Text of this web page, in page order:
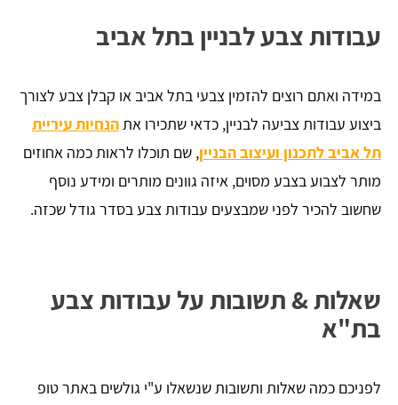
עבודות צבע לבניין בתל אביב
במידה ואתם רוצים להזמין צבעי בתל אביב או קבלן צבע לצורך
ביצוע עבודות צביעה לבניין, כדאי שתכירו אתהנחיות עיריית
תל אביב לתכנון ועיצוב הבניין, שם תוכלו לראות כמה אחוזים
מותר לצבוע בצבע מסוים, איזה גוונים מותרים ומידע נוסף
שחשוב להכיר לפני שמבצעים עבודות צבע בסדר גודל שכזה.
שאלות & תשובות על עבודות צבע
בת"א
לפניכם כמה שאלות ותשובות שנשאלו ע"י גולשים באתר טופ